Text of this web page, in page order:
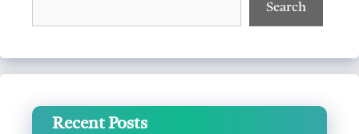
Search
Recent Posts